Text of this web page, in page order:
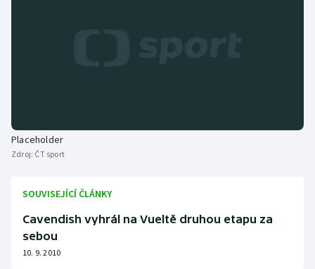
Veslování
Volejbal
Placeholder
Zdroj: ČT sport
SOUVISEJÍCÍ ČLÁNKY
Cavendish vyhrál na Vueltě druhou etapu za
sebou
10. 9. 2010